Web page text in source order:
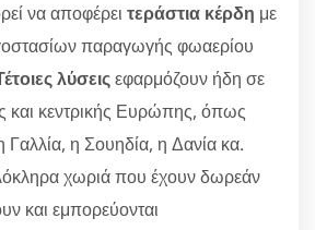
να αποφέρει τεράστια κέρδη με
παραγωγής φωαερίου
λύσειςεφαρμόζουν ήδη σε
και κεντρικής Ευρώπης, όπως
Γαλλία, η Σουηδία, η Δανία κα.
χωριά που έχουν δωρεάν
και εμπορεύονται